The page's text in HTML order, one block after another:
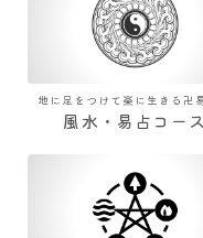
地に足をつけて楽に生きる卍
風水・易占コース